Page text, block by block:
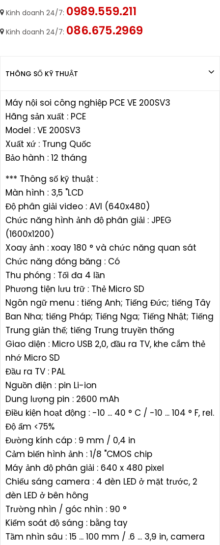
Kinh doanh 24/7: 0989.559.211
Kinh doanh 24/7: 086.675.2969
THÔNG SỐ KỸ THUẬT
Máy nội soi công nghiệp PCE VE 200SV3
Hãng sản xuất : PCE
Model : VE 200SV3
Xuất xứ : Trung Quốc
Bảo hành : 12 tháng
*** Thông số kỹ thuật :
Màn hình : 3,5 "LCD
Độ phân giải video : AVI (640x480)
Chức năng hình ảnh độ phân giải : JPEG
(1600x1200)
Xoay ảnh : xoay 180 ° và chức năng quan sát
Chức năng đóng băng : Có
Thu phóng : Tối đa 4 lần
Phương tiện lưu trữ : Thẻ Micro SD
Ngôn ngữ menu : tiếng Anh; Tiếng Đức; tiếng Tây
Ban Nha; tiếng Pháp; Tiếng Nga; Tiếng Nhật; Tiếng
Trung giản thể; tiếng Trung truyền thống
Giao diện : Micro USB 2,0, đầu ra TV, khe cắm thẻ
nhớ Micro SD
Đầu ra TV : PAL
Nguồn điện : pin Li-ion
Dung lượng pin : 2600 mAh
Điều kiện hoạt động : -10 ... 40 ° C / -10 ... 104 ° F, rel.
Độ ẩm <75%
Đường kính cáp : 9 mm / 0,4 in
Cảm biến hình ảnh : 1/8 "CMOS chip
Máy ảnh độ phân giải : 640 x 480 pixel
Chiếu sáng camera : 4 đèn LED ở mặt trước, 2
đèn LED ở bên hông
Trường nhìn / góc nhìn : 90 °
Kiểm soát độ sáng : bằng tay
Tầm nhìn sâu : 15 ... 100 mm / .6 ... 3,9 in, camera